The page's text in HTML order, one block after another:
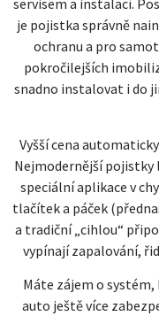
servisem a instalací.
je pojistka správně
ochranu a pro
pokročilejších
snadno instalovat i do
Vyšší cena
Nejmodernější pojistky
speciální aplikace v
tlačítek a páček
a tradiční „cihlou“
vypínají zapalování,
Máte zájem o systém,
auto ještě více